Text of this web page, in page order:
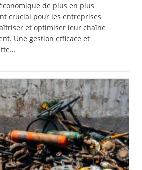
de plus en plus
crucial pour les entreprises
et optimiser leur chaîne
Une gestion efficace et